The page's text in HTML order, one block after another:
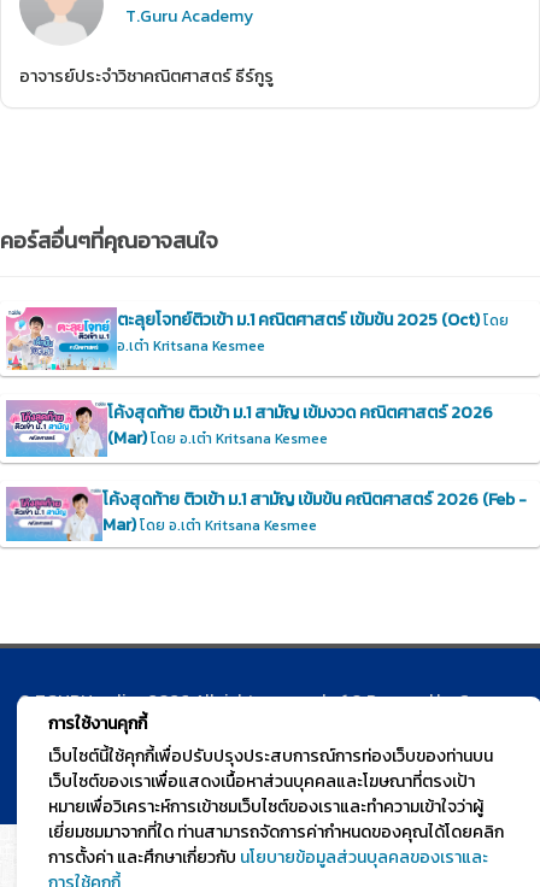
T.Guru Academy
อาจารย์ประจำวิชาคณิตศาสตร์ ธีร์กูรู
คอร์สอื่นๆที่คุณอาจสนใจ
ตะลุยโจทย์ติวเข้า ม.1 คณิตศาสตร์ เข้มข้น 2025 (Oct)โดย
อ.เต๋า Kritsana Kesmee
โค้งสุดท้าย ติวเข้า ม.1 สามัญ เข้มงวด คณิตศาสตร์ 2026
(Mar)โดย อ.เต๋า Kritsana Kesmee
โค้งสุดท้าย ติวเข้า ม.1 สามัญ เข้มข้น คณิตศาสตร์ 2026 (Feb -
Mar)โดย อ.เต๋า Kritsana Kesmee
การใช้งานคุกกี้
เว็บไซต์นี้ใช้คุกกี้เพื่อปรับปรุงประสบการณ์การท่องเว็บของท่านบน
เว็บไซต์ของเราเพื่อแสดงเนื้อหาส่วนบุคคลและโฆษณาที่ตรงเป้า
หมายเพื่อวิเคราะห์การเข้าชมเว็บไซต์ของเราและทำความเข้าใจว่าผู้
เยี่ยมชมมาจากที่ใด ท่านสามารถจัดการค่ากำหนดของคุณได้โดยคลิก
การตั้งค่า และศึกษาเกี่ยวกับ นโยบายข้อมูลส่วนบุลคลของเราและ
© TGURU.online 2026 All right reserved. v1.0 Powered by Course
Square